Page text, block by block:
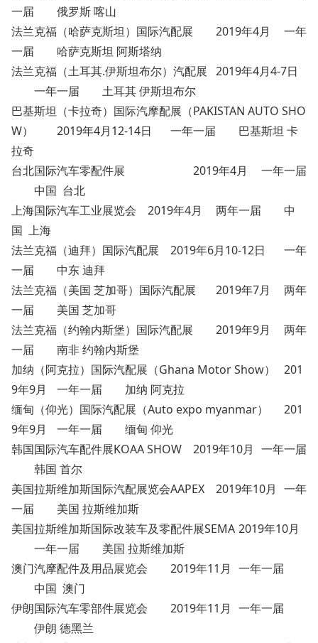
一届
俄罗斯 喀山
法兰克福（哈萨克斯坦）国际汽配展
2019年4月
一年
一届
哈萨克斯坦 阿斯塔纳
法兰克福（土耳其.伊斯坦布尔）汽配展 2019年4月4-7日
一年一届
土耳其 伊斯坦布尔
巴基斯坦（卡拉奇）国际汽摩配展（PAKISTAN AUTO SHO
W）
2019年4月12-14日 一年一届
巴基斯坦 卡
拉奇
台北国际汽车零配件展
2019年4月
一年一届
中国 台北
上海国际汽车工业展览会
2019年4月 两年一届
中
国 上海
法兰克福（迪拜）国际汽配展
2019年6月10-12日
一年
一届
中东 迪拜
法兰克福（美国 芝加哥）国际汽配展
2019年7月
两年
一届
美国 芝加哥
法兰克福（约翰内斯堡）国际汽配展
2019年9月
两年
一届
南非 约翰内斯堡
加纳（阿克拉）国际汽配展（Ghana Motor Show）
201
9年9月
一年一届
加纳 阿克拉
缅甸（仰光）国际汽配展（Auto expo myanmar）
201
9年9月
一年一届
缅甸 仰光
韩国国际汽车配件展KOAA SHOW
2019年10月 一年一届
韩国 首尔
美国拉斯维加斯国际汽配展览会AAPEX
2019年10月 一年
一届
美国 拉斯维加斯
美国拉斯维加斯国际改装车及零配件展SEMA 2019年10月
一年一届
美国 拉斯维加斯
澳门汽摩配件及用品展览会
2019年11月 一年一届
中国 澳门
伊朗国际汽车零部件展览会
2019年11月 一年一届
伊朗 德黑兰